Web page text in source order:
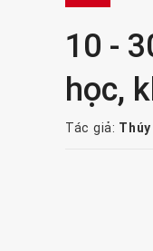
10 -
học,
Tác giả: Thúy